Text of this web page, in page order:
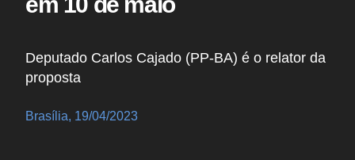
Deputado Carlos Cajado (PP-BA) é o relator da
proposta
Brasília, 19/04/2023